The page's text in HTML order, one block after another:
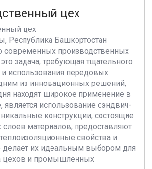
цех
цех
Республика Башкортостан
современных производственных
задача, требующая тщательного
и использования передовых
из инновационных решений,
находят широкое применение в
является использование сэндвич-
конструкции, состоящие
слоев материалов, предоставляют
свойства и
делает их идеальным выбором для
цехов и промышленных